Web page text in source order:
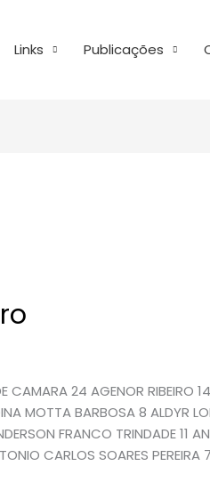
Links Publicações
24 AGENOR RIBEIRO 14
MOTTA BARBOSA 8 ALDYR
FRANCO TRINDADE 11
CARLOS SOARES PEREIRA